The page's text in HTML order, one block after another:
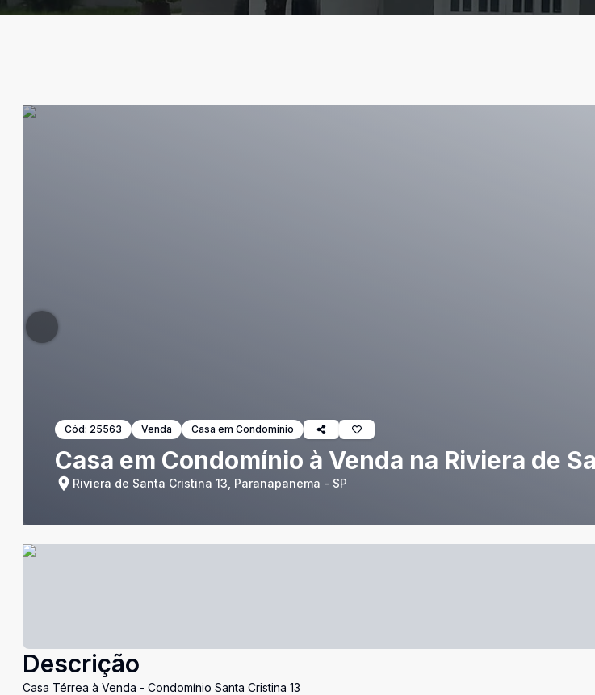
Cód: 25563 Venda Casa em Condomínio
Casa em Condomínio à Venda na Riviera de
Riviera de Santa Cristina 13, Paranapanema - SP
Descrição
Casa Térrea à Venda - Condomínio Santa Cristina 13